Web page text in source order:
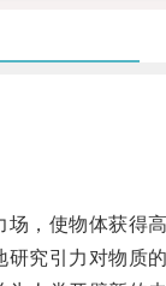
，使物体获得高
究引力对物质的